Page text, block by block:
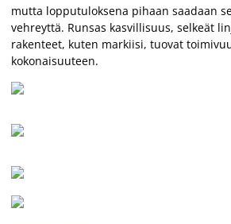
mutta lopputuloksena pihaan saadaan
vehreyttä. Runsas kasvillisuus, selkeät
rakenteet, kuten markiisi, tuovat
kokonaisuuteen.